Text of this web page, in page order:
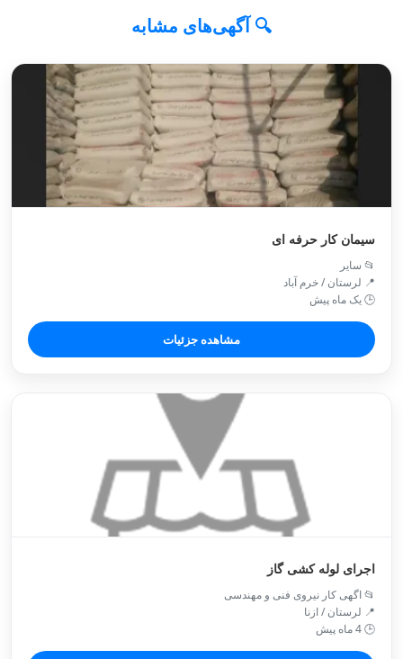
🔍 آگهی‌های مشابه
سیمان کار حرفه ای
📂 سایر
📍 لرستان / خرم آباد
🕒 یک ماه پیش
مشاهده جزئیات
اجرای لوله کشی گاز
📂 اگهی کار نیروی فنی و مهندسی
📍 لرستان / ازنا
🕒 4 ماه پیش